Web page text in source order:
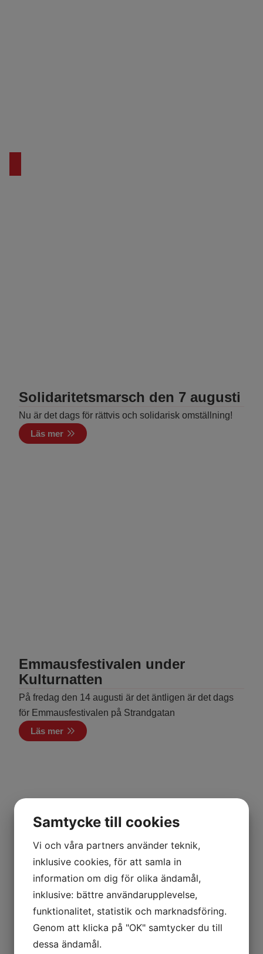
Solidaritetsmarsch den 7 augusti
Nu är det dags för rättvis och solidarisk omställning!
Läs mer
Emmausfestivalen under
Kulturnatten
På fredag den 14 augusti är det äntligen är det dags
för Emmausfestivalen på Strandgatan
Läs mer
Samtycke till cookies
Vi och våra partners använder teknik,
inklusive cookies, för att samla in
information om dig för olika ändamål,
inklusive: bättre användarupplevelse,
funktionalitet, statistik och marknadsföring.
Genom att klicka på "OK" samtycker du till
dessa ändamål.